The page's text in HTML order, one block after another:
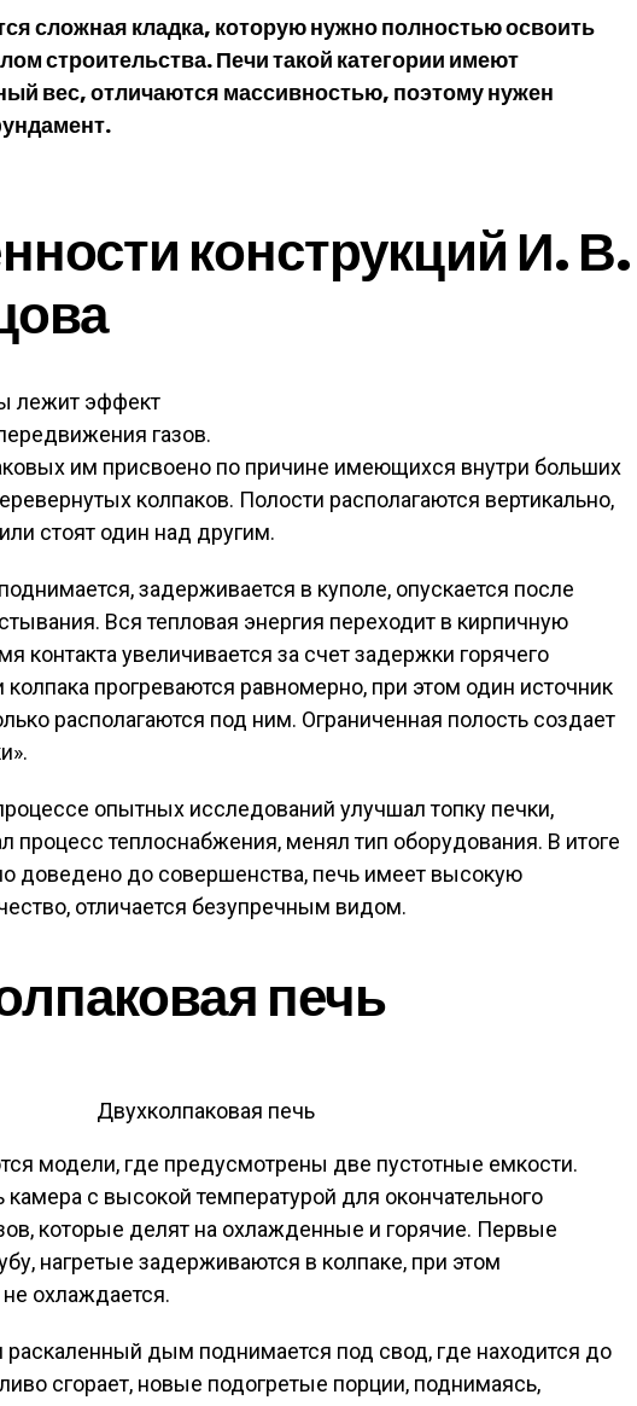
сложная кладка, которую нужно полностью освоить
строительства. Печи такой категории имеют
вес, отличаются массивностью, поэтому нужен
конструкций И. В.
лежит эффект
газов.
им присвоено по причине имеющихся внутри больших
колпаков. Полости располагаются вертикально,
стоят один над другим.
задерживается в куполе, опускается после
Вся тепловая энергия переходит в кирпичную
контакта увеличивается за счет задержки горячего
колпака прогреваются равномерно, при этом один источник
располагаются под ним. Ограниченная полость создает
опытных исследований улучшал топку печки,
процесс теплоснабжения, менял тип оборудования. В итоге
доведено до совершенства, печь имеет высокую
отличается безупречным видом.
печь
Двухколпаковая печь
модели, где предусмотрены две пустотные емкости.
камера с высокой температурой для окончательного
которые делят на охлажденные и горячие. Первые
нагретые задерживаются в колпаке, при этом
охлаждается.
раскаленный дым поднимается под свод, где находится до
сгорает, новые подогретые порции, поднимаясь,